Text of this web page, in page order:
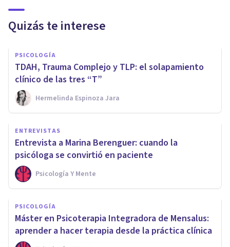
Quizás te interese
PSICOLOGÍA
TDAH, Trauma Complejo y TLP: el solapamiento
clínico de las tres “T”
Hermelinda Espinoza Jara
ENTREVISTAS
Entrevista a Marina Berenguer: cuando la
psicóloga se convirtió en paciente
Psicología Y Mente
PSICOLOGÍA
Máster en Psicoterapia Integradora de Mensalus:
aprender a hacer terapia desde la práctica clínica